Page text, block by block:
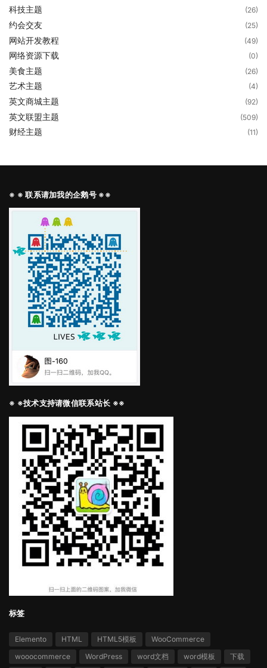
科技主题 (26)
约会交友 (25)
网站开发教程 (49)
网络资源下载 (0)
美食主题 (26)
艺术主题 (4)
英文商城主题 (92)
英文联盟主题 (509)
财经主题 (11)
※ ※ 联系请加我的企鹅号 ※※
※ ※技术支持请微信联系站长 ※※
标签
Elemento HTML HTML5模板
WooCommerce
wooocommerce
WordPress word文档 word模板 下载